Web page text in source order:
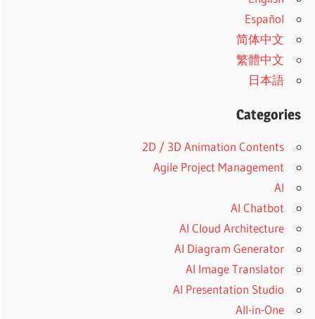
Español
简体中文
繁體中文
日本語
Categories
2D / 3D Animation Contents
Agile Project Management
AI
AI Chatbot
AI Cloud Architecture
AI Diagram Generator
AI Image Translator
AI Presentation Studio
All-in-One